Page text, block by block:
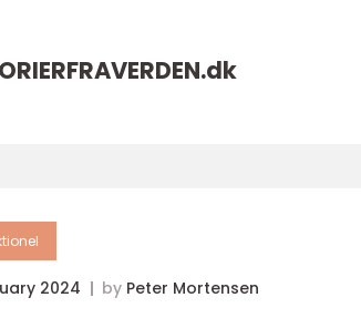
dk
2024 by Peter Mortensen